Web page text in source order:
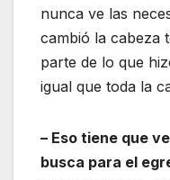
nunca ve las
cambió la cabeza
parte de lo que
igual que toda la
– Eso tiene que
busca para el